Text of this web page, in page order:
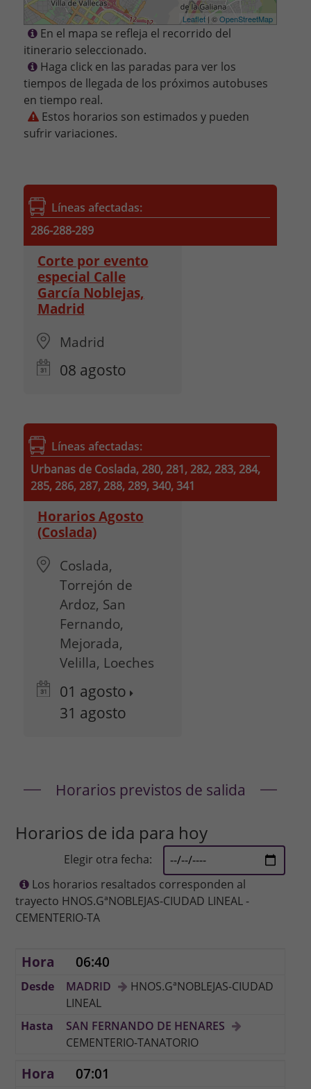
Leaflet | ©OpenStreetMap
En el mapa se refleja el recorrido del
itinerario seleccionado.
Haga click en las paradas para ver los
tiempos de llegada de los próximos autobuses
en tiempo real.
Estos horarios son estimados y pueden
sufrir variaciones.
Líneas afectadas:
286-288-289
Corte por evento
especial Calle
García Noblejas,
Madrid
Madrid
08 agosto
Líneas afectadas:
Urbanas de Coslada, 280, 281, 282, 283, 284,
285, 286, 287, 288, 289, 340, 341
Horarios Agosto
(Coslada)
Coslada,
Torrejón de
Ardoz, San
Fernando,
Mejorada,
Velilla, Loeches
01 agosto
31 agosto
Horarios previstos de salida
Horarios de ida para hoy
Elegir otra fecha:
Los horarios resaltados corresponden al
trayecto HNOS.GªNOBLEJAS-CIUDAD LINEAL -
CEMENTERIO-TA
06:40
MADRID
HNOS.GªNOBLEJAS-CIUDAD
LINEAL
SAN FERNANDO DE HENARES
CEMENTERIO-TANATORIO
07:01